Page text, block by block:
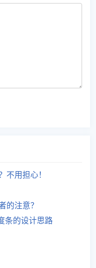
用担心！
的注意？
条的设计思路